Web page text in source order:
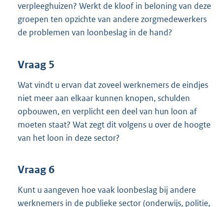
verpleeghuizen? Werkt de kloof in beloning van deze
groepen ten opzichte van andere zorgmedewerkers
de problemen van loonbeslag in de hand?
Vraag 5
Wat vindt u ervan dat zoveel werknemers de eindjes
niet meer aan elkaar kunnen knopen, schulden
opbouwen, en verplicht een deel van hun loon af
moeten staat? Wat zegt dit volgens u over de hoogte
van het loon in deze sector?
Vraag 6
Kunt u aangeven hoe vaak loonbeslag bij andere
werknemers in de publieke sector (onderwijs, politie,